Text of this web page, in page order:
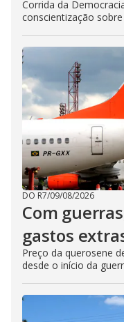
Corrida da
conscientização
DO R7/09/08/2026
Com
gastos
Preço da querosene
desde o início da